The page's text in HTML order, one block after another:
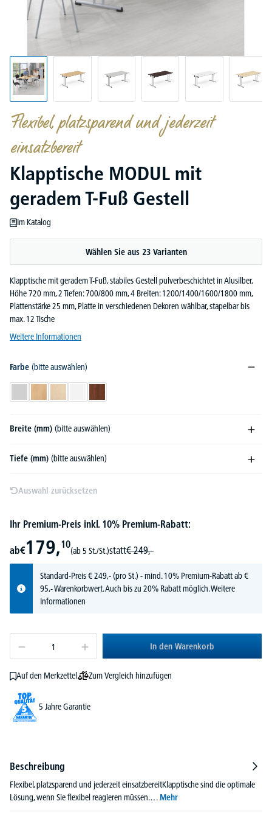
Flexibel, platzsparend und jederzeit
einsatzbereit
Klapptische MODUL mit
geradem T-Fuß Gestell
Im Katalog
Wählen Sie aus 23 Varianten
Klapptische mit geradem T-Fuß, stabiles Gestell pulverbeschichtet in Alusilber,
Höhe 720 mm, 2 Tiefen: 700/800 mm, 4 Breiten: 1200/1400/1600/1800 mm,
Plattenstärke 25 mm, Platte in verschiedenen Dekoren wählbar, stapelbar bis
max. 12 Tische
Weitere Informationen
Farbe (bitte auswählen)
Breite (mm) (bitte auswählen)
Tiefe (mm) (bitte auswählen)
Auswahl zurücksetzen
Ihr Premium-Preis inkl. 10% Premium-Rabatt:
ab€179,10
(ab 5 St./St.)statt€ 249,-
Standard-Preis€249,-(pro St.) - mind. 10% Premium-Rabatt ab €
95,- Warenkorbwert. Auch bis zu 20% Rabatt möglich.Weitere
Informationen
In den Warenkorb
Auf den Merkzettel Zum Vergleich hinzufügen
5 Jahre Garantie
Beschreibung
Flexibel, platzsparend und jederzeit einsatzbereitKlapptische sind die optimale
Lösung, wenn Sie flexibel reagieren müssen.… Mehr